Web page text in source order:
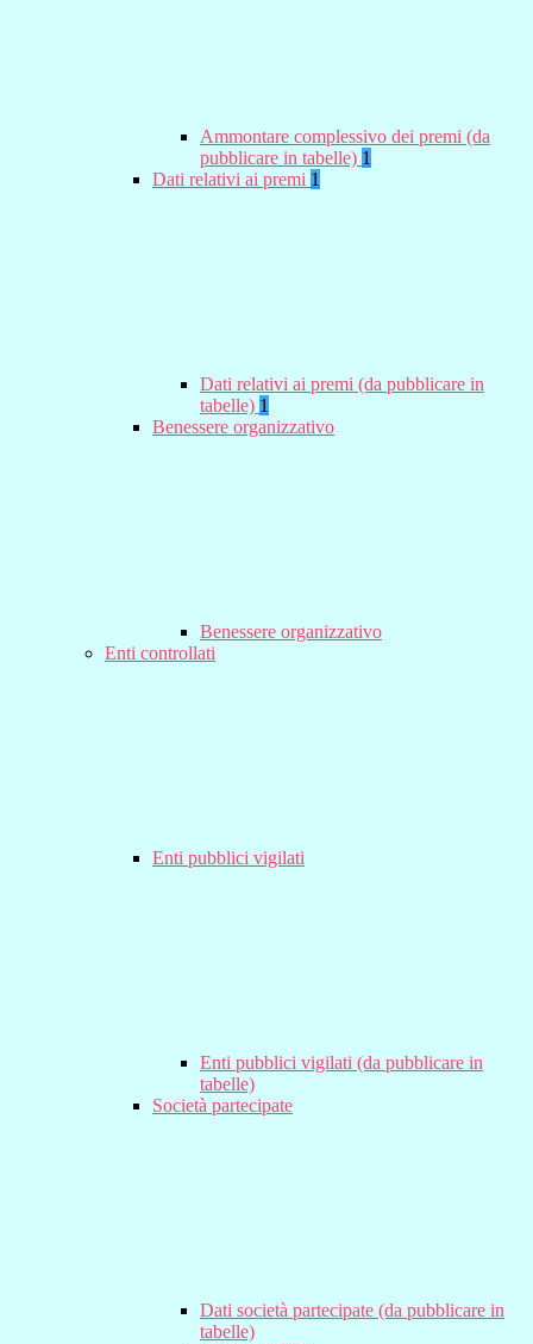
Ammontare complessivo dei premi (da
pubblicare in tabelle) 1
Dati relativi ai premi 1
Dati relativi ai premi (da pubblicare in
tabelle) 1
Benessere organizzativo
Benessere organizzativo
Enti controllati
Enti pubblici vigilati
Enti pubblici vigilati (da pubblicare in
tabelle)
Società partecipate
Dati società partecipate (da pubblicare in
tabelle)